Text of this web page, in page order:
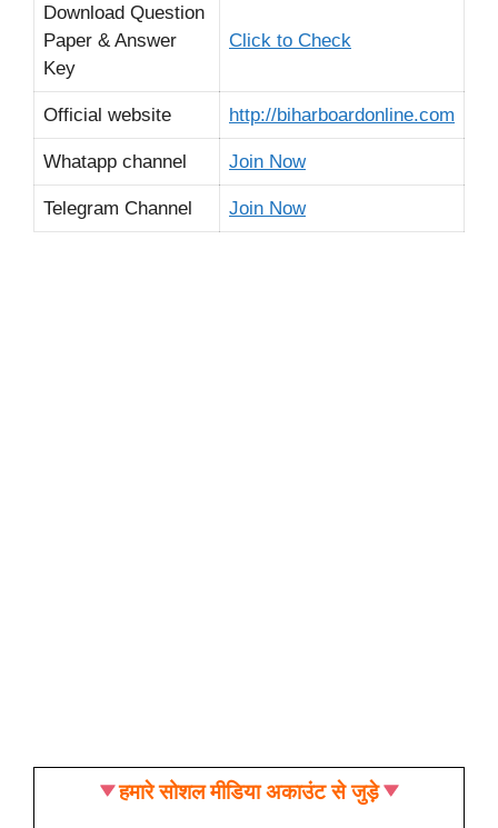
Download Question
Paper & Answer
Key
Click to Check
Official website http://biharboardonline.com
Whatapp channel Join Now
Telegram Channel Join Now
हमारे सोशल मीडिया अकाउंट से जुड़े